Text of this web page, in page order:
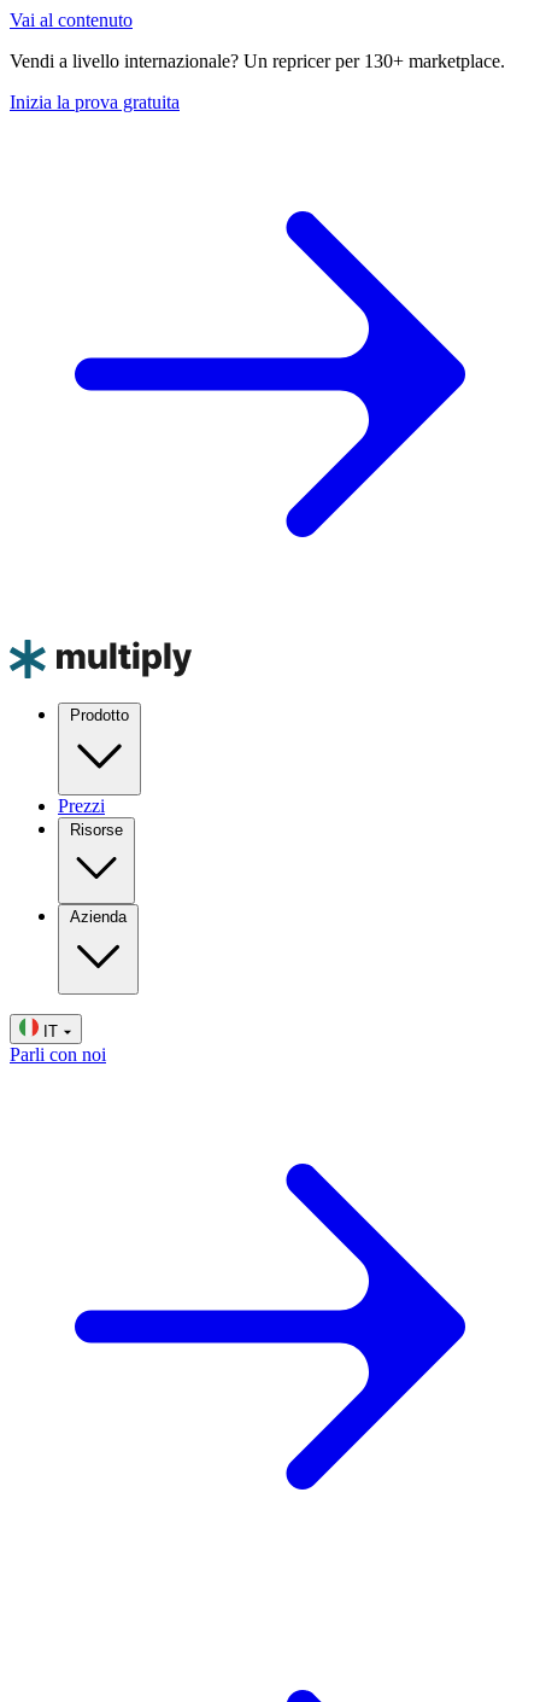
Vai al contenuto
Vendi a livello internazionale? Un repricer per 130+ marketplace.
Inizia la prova gratuita
Prodotto
Prezzi
Risorse
Azienda
IT
Parli con noi